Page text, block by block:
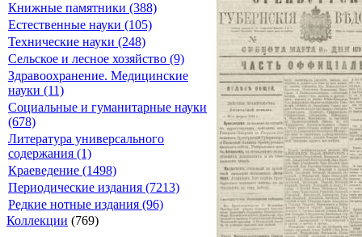
Книжные памятники (388)
Естественные науки (105)
Технические науки (248)
Сельское и лесное хозяйство (9)
Здравоохранение. Медицинские
науки (11)
Социальные и гуманитарные науки
(678)
Литература универсального
содержания (1)
Краеведение (1498)
Периодические издания (7213)
Редкие нотные издания (96)
Коллекции (769)